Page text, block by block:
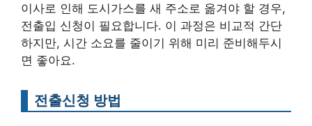
이사로 인해 도시가스를 새 주소로 옮겨야 할 경우,
전출입 신청이 필요합니다. 이 과정은 비교적 간단
하지만, 시간 소요를 줄이기 위해 미리 준비해두시
면 좋아요.
전출신청 방법